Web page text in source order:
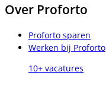
Over Proforto
Proforto sparen
Werken bij Proforto
10+ vacatures